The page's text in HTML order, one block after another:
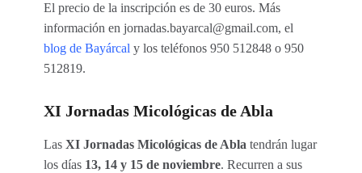
El precio de la inscripción es de 30 euros. Más
información en jornadas.bayarcal@gmail.com, el
blog de Bayárcal y los teléfonos 950 512848 o 950
512819.
XI Jornadas Micológicas de Abla
Las XI Jornadas Micológicas de Abla tendrán lugar
los días 13, 14 y 15 de noviembre. Recurren a sus